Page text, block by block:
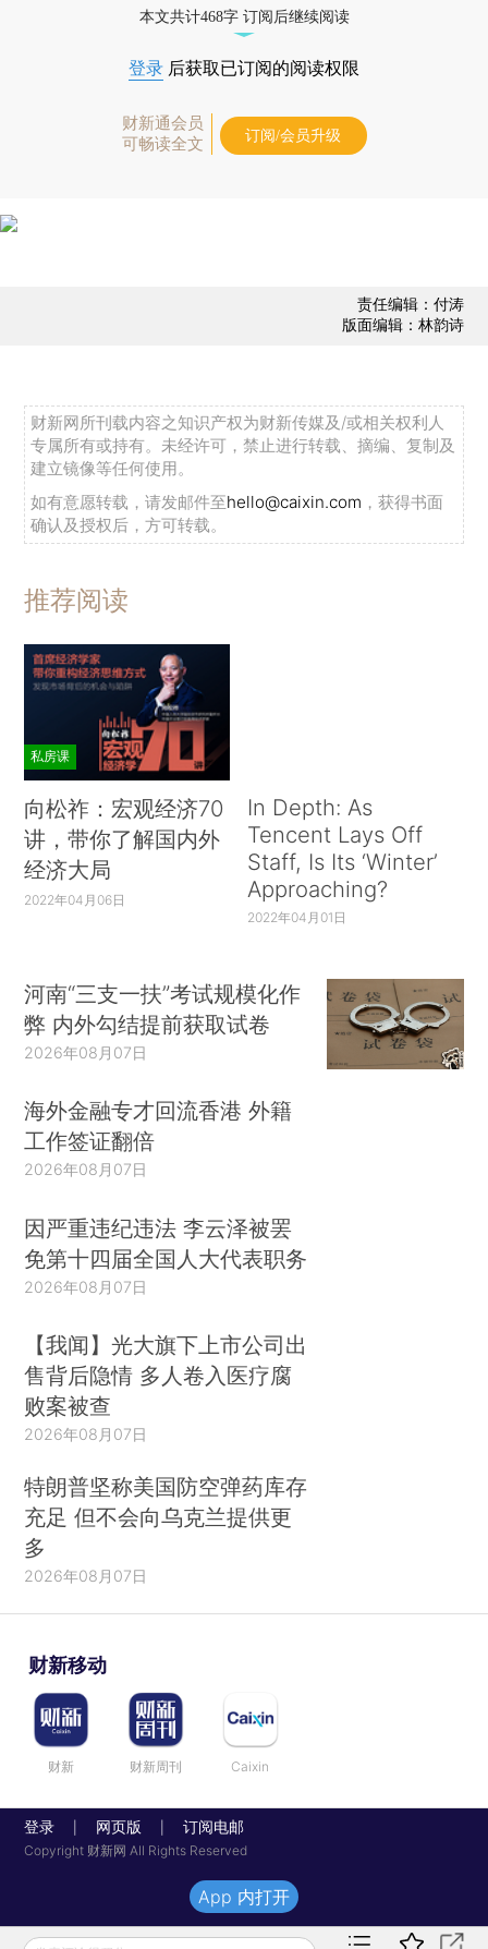
本文共计468字 订阅后继续阅读
登录 后获取已订阅的阅读权限
财新通会员
可畅读全文
订阅/会员升级
责任编辑：付涛
版面编辑：林韵诗
财新网所刊载内容之知识产权为财新传媒及/或相关权利人
专属所有或持有。未经许可，禁止进行转载、摘编、复制及
建立镜像等任何使用。
如有意愿转载，请发邮件至hello@caixin.com ，获得书面
确认及授权后，方可转载。
推荐阅读
私房课
向松祚：宏观经济70
讲，带你了解国内外
经济大局
2022年04月06日
In Depth: As
Tencent Lays Off
Staff, Is Its ‘Winter’
Approaching?
2022年04月01日
河南“三支一扶”考试规模化作
弊 内外勾结提前获取试卷
2026年08月07日
海外金融专才回流香港 外籍
工作签证翻倍
2026年08月07日
因严重违纪违法 李云泽被罢
免第十四届全国人大代表职务
2026年08月07日
【我闻】光大旗下上市公司出
售背后隐情 多人卷入医疗腐
败案被查
2026年08月07日
特朗普坚称美国防空弹药库存
充足 但不会向乌克兰提供更
多
2026年08月07日
财新移动
财新 财新周刊 Caixin
登录 网页版 订阅电邮
Copyright 财新网 All Rights Reserved
App 内打开